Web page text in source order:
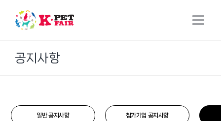
content
공지사항
일반 공지사항 참가기업 공지사항